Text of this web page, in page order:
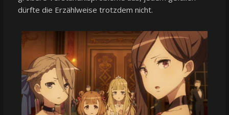
dürfte die Erzählweise trotzdem nicht.